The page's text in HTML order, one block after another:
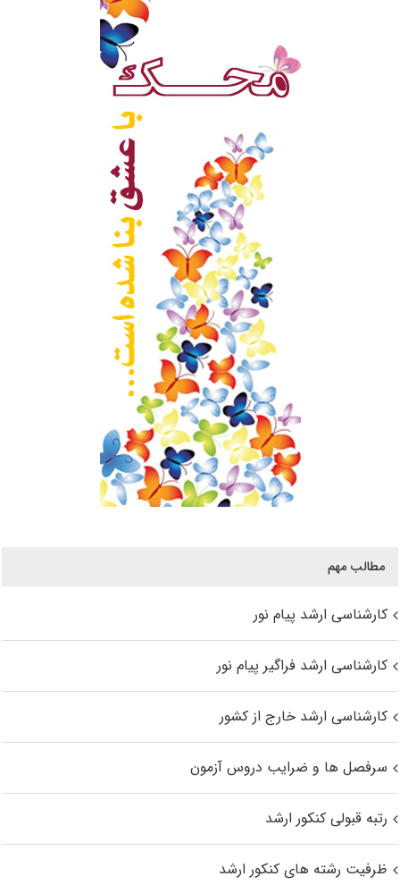
مطالب مهم
کارشناسی ارشد پیام نور
کارشناسی ارشد فراگیر پیام نور
کارشناسی ارشد خارج از کشور
سرفصل ها و ضرایب دروس آزمون
رتبه قبولی کنکور ارشد
ظرفیت رشته های کنکور ارشد